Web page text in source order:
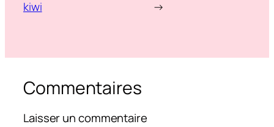
kiwi
→
Commentaires
Laisser un commentaire